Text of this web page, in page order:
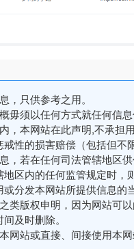
，只供参考之用。
毋须以任何方式就任何信
，本网站在此声明,不承担
戒性的损害赔偿（包括但
，若在任何司法管辖地区
区内的任何监管规定时
分发本网站所提供信息的
类版权申明，因为网站可
及时删除。
网站或直接、间接使用本